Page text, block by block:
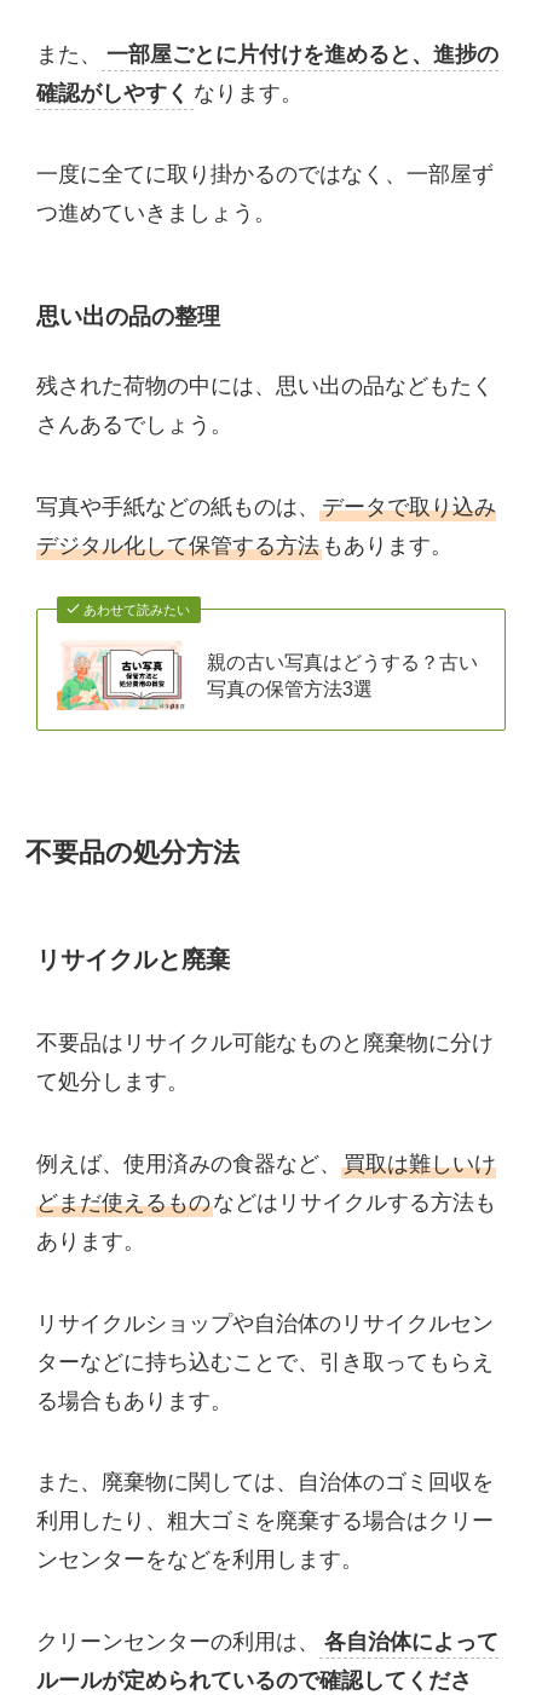
また、
一部屋ごとに片付けを進めると、進捗の
確認がしやすく なります。
一度に全てに取り掛かるのではなく、一部屋ず
つ進めていきましょう。
思い出の品の整理
残された荷物の中には、思い出の品などもたく
さんあるでしょう。
写真や手紙などの紙ものは、 データで取り込み
デジタル化して保管する方法 もあります。
あわせて読みたい
親の古い写真はどうする？古い
写真の保管方法3選
不要品の処分方法
リサイクルと廃棄
不要品はリサイクル可能なものと廃棄物に分け
て処分します。
例えば、使用済みの食器など、 買取は難しいけ
どまだ使えるものなどはリサイクルする方法も
あります。
リサイクルショップや自治体のリサイクルセン
ターなどに持ち込むことで、引き取ってもらえ
る場合もあります。
また、廃棄物に関しては、自治体のゴミ回収を
利用したり、粗大ゴミを廃棄する場合はクリー
ンセンターをなどを利用します。
クリーンセンターの利用は、
各自治体によって
ルールが定められているので確認してくださ